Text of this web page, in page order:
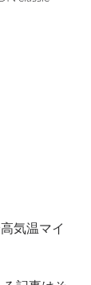
気温マイ